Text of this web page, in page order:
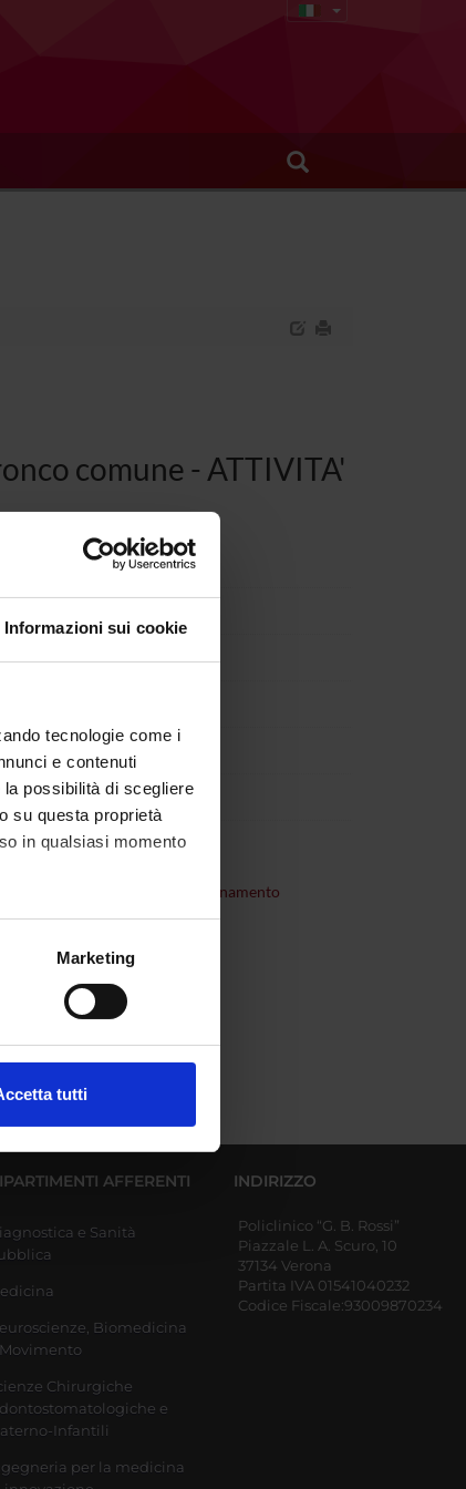
Informazioni sui cookie
tecnologie come i
e contenuti
possibilità di scegliere
su questa proprietà
in qualsiasi momento
metro,Marketing
tutti
comune - ATTIVITA'
organizzazione dell'insegnamento
AFFERENTI
e Sanità
Biomedicina
Chirurgiche
e
Infantili
per la medicina
INDIRIZZO
Policlinico “G. B. Rossi”
Piazzale L. A. Scuro, 10
37134 Verona
Partita IVA 01541040232
Codice Fiscale:93009870234